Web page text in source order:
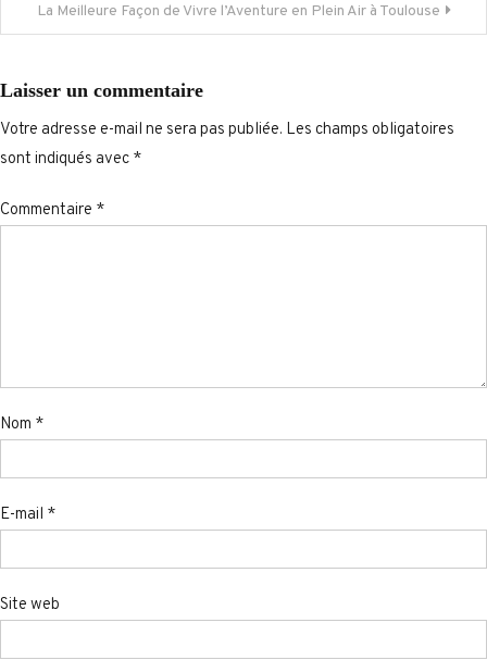
l’article
La Meilleure Façon de Vivre l’Aventure en Plein Air à Toulouse
Laisser un commentaire
Votre adresse e-mail ne sera pas publiée. Les champs obligatoires
sont indiqués avec *
Commentaire *
Nom *
E-mail *
Site web